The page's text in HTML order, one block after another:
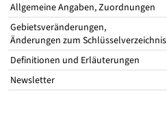
Allgemeine Angaben, Zuordnungen
Gebietsveränderungen,
Änderungen zum Schlüsselverzeichnis
Definitionen und Erläuterungen
Newsletter